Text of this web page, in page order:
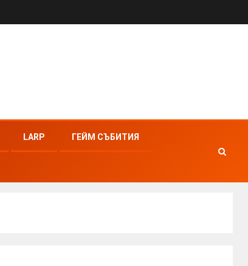
LARP ГЕЙМ СЪБИТИЯ